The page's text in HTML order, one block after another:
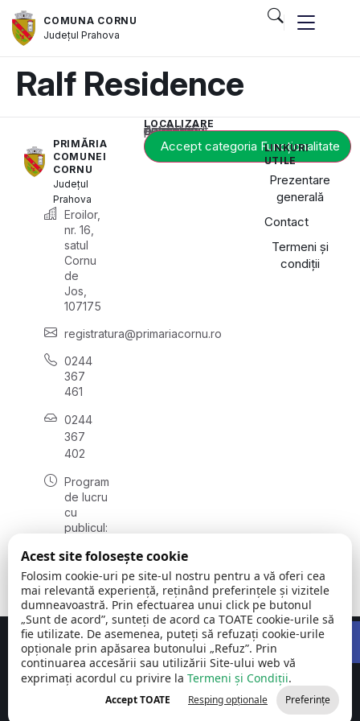
COMUNA CORNU
JudețulPrahova
Ralf Residence
PRIMĂRIA
COMUNEI
CORNU
Județul
Prahova
Eroilor,
nr. 16,
satul
Cornu
de
Jos,
107175
registratura@primariacornu.ro
0244
367
461
0244
367
402
Program
de lucru
cu
publicul:
vineri
08:00 -
16:00
LOCALIZARE
Acest conținut este blocat până când acceptați categoria de cookie-uri necesară.
Accept categoria Funcționalitate
LINKURI
UTILE
Prezentare
generală
Contact
Termeni și
condiții
Comuna Cornu
| Județul
Prahova
©
2026
Toate
drepturile
rezervate
Concept realizat deBig Media Relații Publice SRL
Acest site folosește cookie
Folosim cookie-uri pe site-ul nostru pentru a vă oferi cea
mai relevantă experiență, reținând preferințele și vizitele
dumneavoastră. Prin efectuarea unui click pe butonul
„Sunt de acord”, sunteți de acord ca TOATE cookie-urile să
fie utilizate. De asemenea, puteți să refuzați cookie-urile
opționale prin apăsarea butonului „Refuz”. Prin
continuarea accesării sau utilizării Site-ului web vă
exprimați acordul cu privire la Termeni și Condiții.
Accept TOATE Resping opționale Preferințe